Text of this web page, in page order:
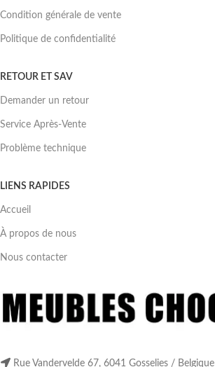
Condition générale de vente
Politique de confidentialité
RETOUR ET SAV
Demander un retour
Service Après-Vente
Problème technique
LIENS RAPIDES
Accueil
À propos de nous
Nous contacter
Rue Vandervelde 67, 6041 Gosselies / Belgique